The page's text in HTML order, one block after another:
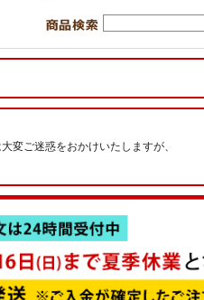
変ご迷惑をおかけいたしますが、